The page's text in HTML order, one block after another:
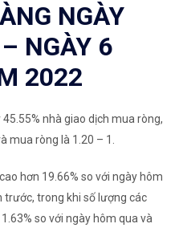
NGÀY
NGÀY 6
2022
nhà giao dịch mua ròng,
mua ròng là 1.20 – 1.
hơn 19.66% so với ngày hôm
trước, trong khi số lượng các
so với ngày hôm qua và